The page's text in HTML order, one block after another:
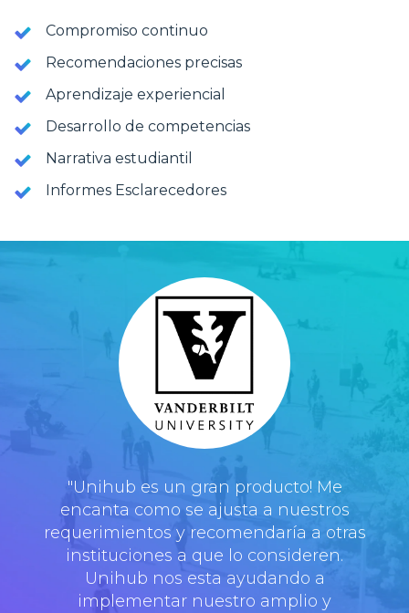
Compromiso continuo
Recomendaciones precisas
Aprendizaje experiencial
Desarrollo de competencias
Narrativa estudiantil
Informes Esclarecedores
"Unihub es un gran producto! Me
encanta como se ajusta a nuestros
requerimientos y recomendaría a otras
instituciones a que lo consideren.
Unihub nos esta ayudando a
implementar nuestro amplio y